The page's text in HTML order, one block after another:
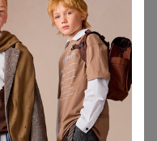
Реклама